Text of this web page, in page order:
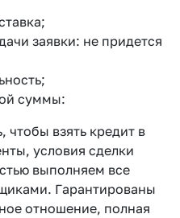
заявки: не придется
суммы:
чтобы взять кредит в
условия сделки
выполняем все
Гарантированы
отношение, полная